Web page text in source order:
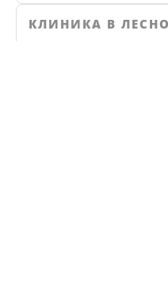
КЛИНИКА В